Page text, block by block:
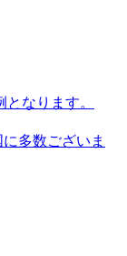
なります。
多数ございま